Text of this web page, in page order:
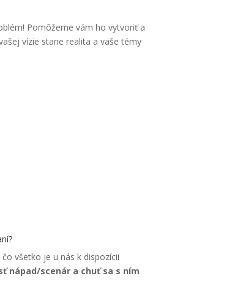
Pomôžeme vám ho vytvoriť a
vízie stane realita a vaše témy
všetko je u nás k dispozícii
nápad/scenár a chuť sa s ním